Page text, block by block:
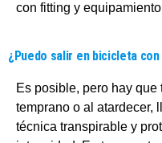
con fitting y
¿Puedo salir en bicicleta
Es posible, pero hay
temprano o al atardecer,
técnica transpirable y